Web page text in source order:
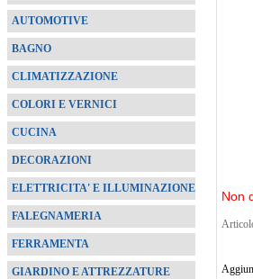
AUTOMOTIVE
BAGNO
CLIMATIZZAZIONE
COLORI E VERNICI
CUCINA
DECORAZIONI
ELETTRICITA' E ILLUMINAZIONE
FALEGNAMERIA
FERRAMENTA
GIARDINO E ATTREZZATURE
Non